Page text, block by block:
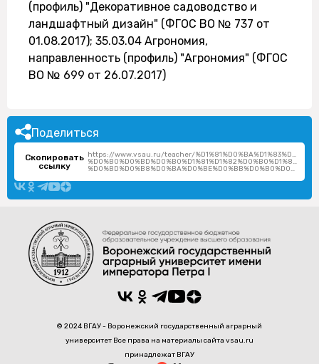
(профиль) "Декоративное садоводство и
ландшафтный дизайн" (ФГОС ВО № 737 от
01.08.2017); 35.03.04 Агрономия,
направленность (профиль) "Агрономия" (ФГОС
ВО № 699 от 26.07.2017)
Поделиться
Скопировать
ссылку
https://www.vsau.ru/teacher/
%D0%BD%D0%B8%D0%BA%D0%BE%D0%BB%D0%B0%D0%B5%D0%B2%D0%BD%D0%B0/
© 2024 ВГАУ - Воронежский государственный аграрный
университет Все права на материалы сайта vsau.ru
принадлежат ВГАУ